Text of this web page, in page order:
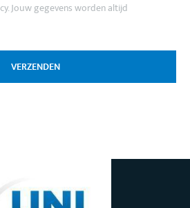
Jouw gegevens worden altijd
VERZENDEN